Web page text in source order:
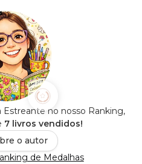
Estreante no nosso Ranking,
7 livros vendidos!
o autor
de Medalhas